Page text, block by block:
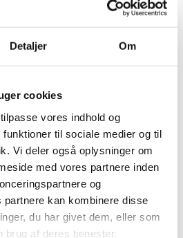
Detaljer Om
cookies
vores indhold og
til sociale medier og til
Vi deler også oplysninger om
med vores partnere inden
og
partnere kan kombinere disse
du har givet dem, eller som
brug af deres tjenester.
DOCUMENTATION